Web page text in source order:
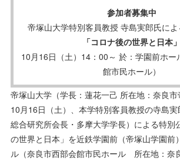
English 資料請求 お問い
参加者募集中
帝塚山大学特別客員教授 寺島実郎氏に
「コロナ後の世界と日本」
10月16日（土）14：00～ 於：学園前ホー
館市民ホール）
帝塚山大学（学長：蓮花一己 所在地：奈良市
10月16日（土）、本学特別客員教授の寺島
総合研究所会長・多摩大学学長）による特別
の世界と日本」を近鉄学園前（帝塚山学園前
ル（奈良市西部会館市民ホール 所在地：奈